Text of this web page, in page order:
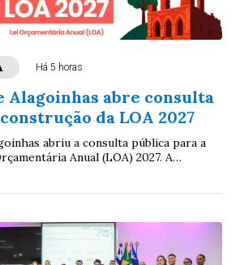
Há 5 horas
Alagoinhas abre consulta
da LOA 2027
abriu a consulta pública para a
Anual (LOA) 2027. A